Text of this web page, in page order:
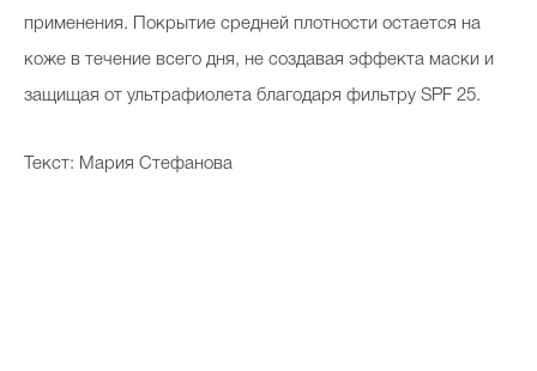
применения. Покрытие средней плотности остается на
коже в течение всего дня, не создавая эффекта маски и
защищая от ультрафиолета благодаря фильтру SPF 25.
Текст: Мария Стефанова